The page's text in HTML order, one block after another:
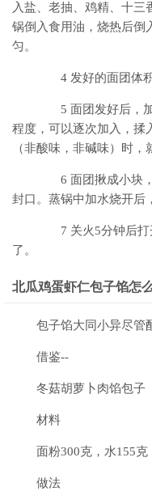
入盐、老抽、鸡精、十
锅倒入食用油，烧热后倒
匀。
4 发好的面团体积
5 面团发好后，加
程度，可以逐次加入，揉
（非酸味，非碱味）时，
6 面团揪成小块，
封口。蒸锅中加水烧开后
7 关火5分钟后打
了。
北瓜鸡蛋虾仁包子馅怎
包子馅大同小异尽管
借鉴--
冬菇胡萝卜肉馅包子
材料
面粉300克，水155克
做法